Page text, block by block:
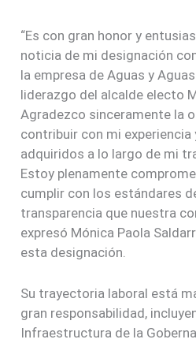
“Es con gran honor y
noticia de mi designación
la empresa de Aguas y
liderazgo del alcalde electo
Agradezco sinceramente la
contribuir con mi
adquiridos a lo largo de mi
Estoy plenamente
cumplir con los estándares
transparencia que nuestra
expresó Mónica Paola
esta designación.
Su trayectoria laboral está
gran responsabilidad,
Infraestructura de la